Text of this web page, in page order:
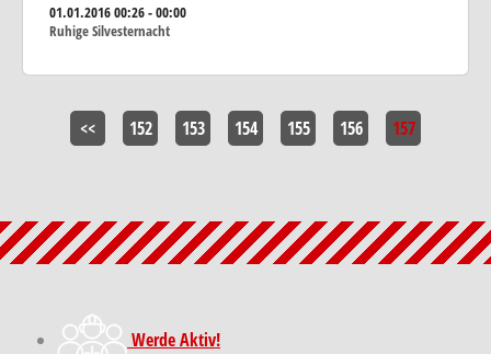
01.01.201600:26 - 00:00
Ruhige Silvesternacht
<< 152 153 154 155 156 157
Werde Aktiv!